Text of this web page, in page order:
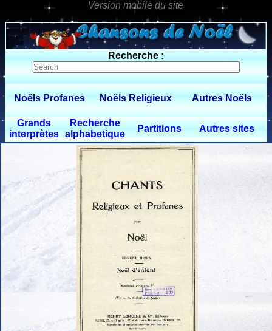
0 $limitbot 1 $limittot 2
Recherche :
Noëls Profanes Noëls Religieux Autres Noëls
Grands
interprètes
Recherche
alphabetique
Partitions Autres sites